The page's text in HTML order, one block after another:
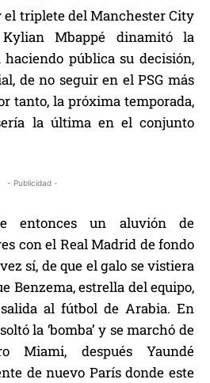
el triplete del Manchester City
Mbappé dinamitó la
pública su decisión,
de no seguir en el PSG más
tanto, la próxima temporada,
la última en el conjunto
- Publicidad -
entonces un aluvión de
con el Real Madrid de fondo
sí, de que el galo se vistiera
Benzema, estrella del equipo,
al fútbol de Arabia. En
la ‘bomba’ y se marchó de
Miami, después Yaundé
de nuevo París donde este